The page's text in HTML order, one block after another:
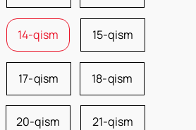
14-qism 15-qism
17-qism 18-qism
20-qism 21-qism